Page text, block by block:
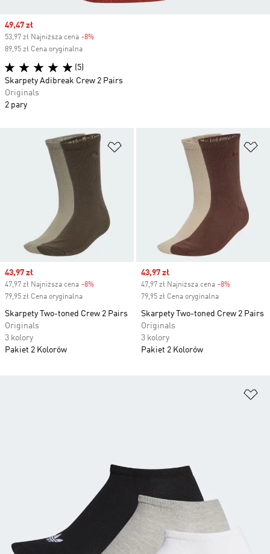
Dodaj do listy życzeń
Sale price
43,97 zł
47,97 zł Najniższa cena -8%
79,95 zł Cena oryginalna
Skarpety Two-toned Crew 2 Pairs
Originals
3 kolory
Pakiet 2 Kolorów
Sale price
43,97 zł
47,97 zł Najniższa cena -8%
79,95 zł Cena oryginalna
Skarpety Two-toned Crew 2 Pairs
Originals
3 kolory
Pakiet 2 Kolorów
Sale price
49,47 zł
53,97 zł Najniższa cena -8%
89,95 zł Cena oryginalna
(5)
Skarpety Adibreak Crew 2 Pairs
Originals
2 pary